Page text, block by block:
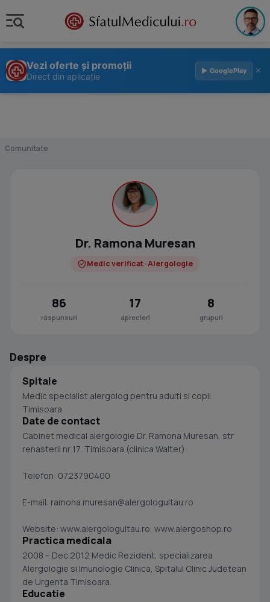
Vezi oferte și promoții
Direct din aplicație
▶ GooglePlay ×
Comunitate
Dr. Ramona Muresan
Medic verificat · Alergologie
86
raspunsuri
17
aprecieri
8
grupuri
Despre
Spitale
Medic specialist alergolog pentru adulti si copii
Timisoara
Date de contact
Cabinet medical alergologie Dr. Ramona Muresan, str
renasterii nr 17, Timisoara (clinica Walter)
Telefon: 0723790400
E-mail: ramona.muresan@alergologultau.ro
Website: www.alergologultau.ro, www.alergoshop.ro
Practica medicala
2008 – Dec.2012 Medic Rezident, specializarea
Alergologie si Imunologie Clinica, Spitalul Clinic Judetean
de Urgenta Timisoara.
Educatie